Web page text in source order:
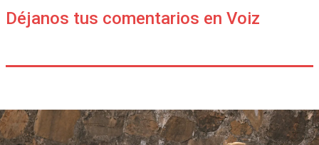
Déjanos tus comentarios en Voiz